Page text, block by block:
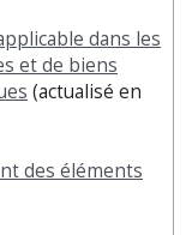
dans les
et de biens
(actualisé en
des éléments